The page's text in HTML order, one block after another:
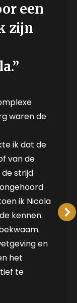
een
zijn
waren de
ik dat de
van de
strijd
ik Nicola
kennen.
en
het
te